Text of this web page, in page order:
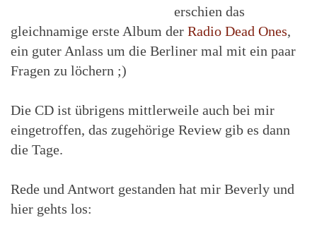
erschien das
gleichnamige erste Album der Radio Dead Ones,
ein guter Anlass um die Berliner mal mit ein paar
Fragen zu löchern ;)
Die CD ist übrigens mittlerweile auch bei mir
eingetroffen, das zugehörige Review gib es dann
die Tage.
Rede und Antwort gestanden hat mir Beverly und
hier gehts los: